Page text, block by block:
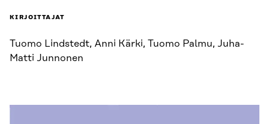
KIRJOITTAJAT
Tuomo Lindstedt, Anni Kärki, Tuomo Palmu, Juha-
Matti Junnonen